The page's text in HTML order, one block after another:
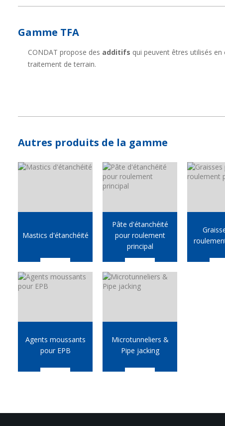
Gamme TFA
CONDAT propose des additifs qui peuvent êtres utilisés en
traitement de terrain.
Autres produits de la gamme
Mastics d'étanchéité
Pâte d'étanchéité
pour roulement
principal
Agents moussants
pour EPB
Microtunneliers &
Pipe jacking